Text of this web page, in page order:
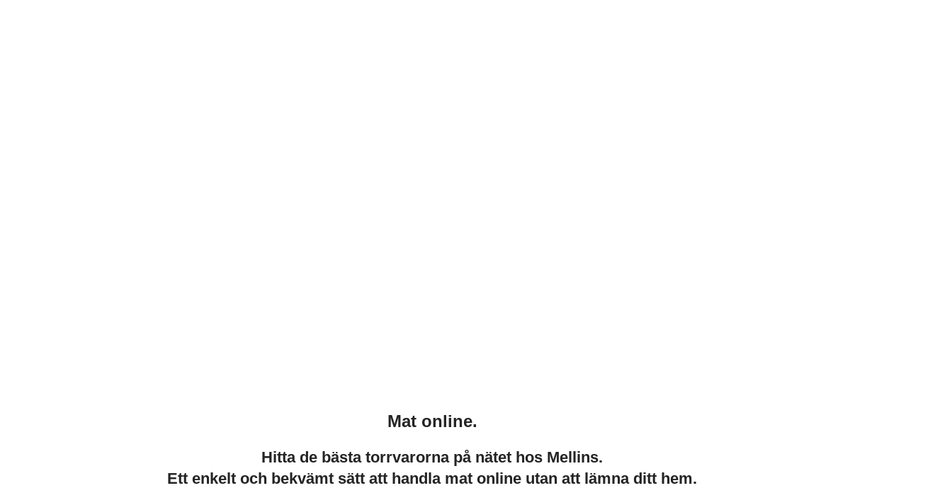
Mat online.
Hitta de bästa torrvarorna på nätet hos Mellins.
Ett enkelt och bekvämt sätt att handla mat online utan att lämna ditt hem.